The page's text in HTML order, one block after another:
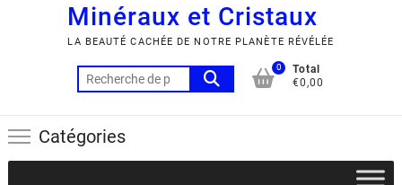
Minéraux et Cristaux
LA BEAUTÉ CACHÉE DE NOTRE PLANÈTE RÉVÉLÉE
Recherche
pour :
0
Total
€0,00
Catégories